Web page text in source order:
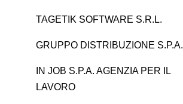
TAGETIK SOFTWARE S.R.L.
GRUPPO DISTRIBUZIONE S.P.A.
IN JOB S.P.A. AGENZIA PER IL
LAVORO